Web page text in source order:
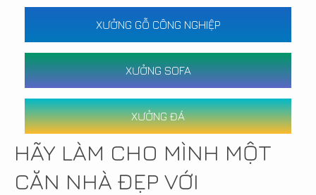
XƯỞNG GỖ CÔNG NGHIỆP
XƯỞNG SOFA
XƯỞNG ĐÁ
HÃY LÀM CHO MÌNH MỘT
CĂN NHÀ ĐẸP VỚI